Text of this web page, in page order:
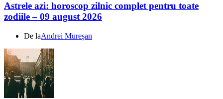
Astrele azi: horoscop zilnic complet pentru toate
zodiile – 09 august 2026
De laAndrei Mureșan